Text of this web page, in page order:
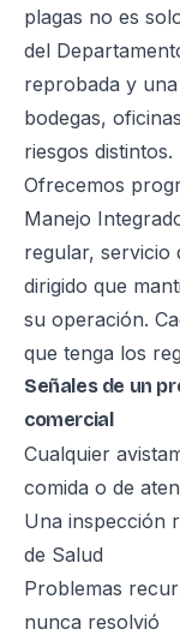
plagas no es
del
reprobada y
bodegas,
riesgos distintos.
Ofrecemos
Manejo
regular, servicio
dirigido que
su operación.
que tenga los
Señales de un
comercial
Cualquier
comida o de
Una inspección
de Salud
Problemas
nunca resolvió